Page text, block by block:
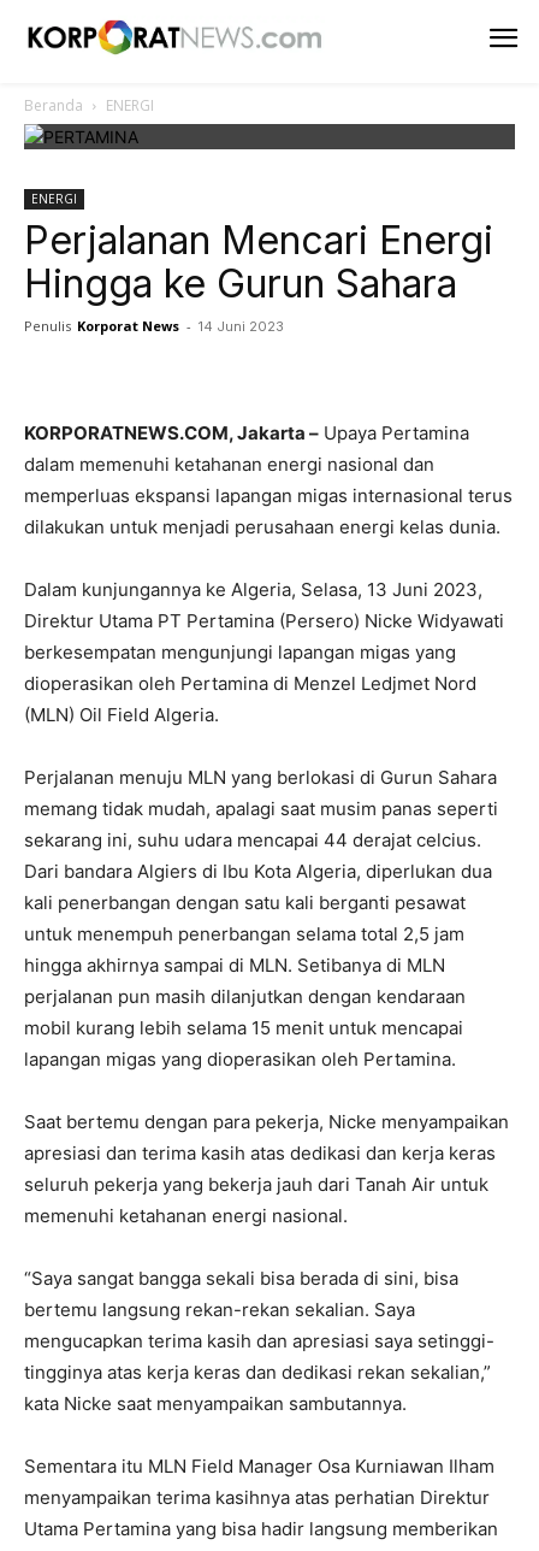
Beranda ENERGI
ENERGI
Perjalanan Mencari Energi
Hingga ke Gurun Sahara
Penulis Korporat News - 14 Juni 2023
KORPORATNEWS.COM, Jakarta – Upaya Pertamina
dalam memenuhi ketahanan energi nasional dan
memperluas ekspansi lapangan migas internasional terus
dilakukan untuk menjadi perusahaan energi kelas dunia.
Dalam kunjungannya ke Algeria, Selasa, 13 Juni 2023,
Direktur Utama PT Pertamina (Persero) Nicke Widyawati
berkesempatan mengunjungi lapangan migas yang
dioperasikan oleh Pertamina di Menzel Ledjmet Nord
(MLN) Oil Field Algeria.
Perjalanan menuju MLN yang berlokasi di Gurun Sahara
memang tidak mudah, apalagi saat musim panas seperti
sekarang ini, suhu udara mencapai 44 derajat celcius.
Dari bandara Algiers di Ibu Kota Algeria, diperlukan dua
kali penerbangan dengan satu kali berganti pesawat
untuk menempuh penerbangan selama total 2,5 jam
hingga akhirnya sampai di MLN. Setibanya di MLN
perjalanan pun masih dilanjutkan dengan kendaraan
mobil kurang lebih selama 15 menit untuk mencapai
lapangan migas yang dioperasikan oleh Pertamina.
Saat bertemu dengan para pekerja, Nicke menyampaikan
apresiasi dan terima kasih atas dedikasi dan kerja keras
seluruh pekerja yang bekerja jauh dari Tanah Air untuk
memenuhi ketahanan energi nasional.
“Saya sangat bangga sekali bisa berada di sini, bisa
bertemu langsung rekan-rekan sekalian. Saya
mengucapkan terima kasih dan apresiasi saya setinggi-
tingginya atas kerja keras dan dedikasi rekan sekalian,”
kata Nicke saat menyampaikan sambutannya.
Sementara itu MLN Field Manager Osa Kurniawan Ilham
menyampaikan terima kasihnya atas perhatian Direktur
Utama Pertamina yang bisa hadir langsung memberikan